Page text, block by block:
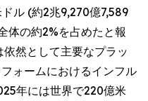
ル (約2兆9,270億7,589
体の約2%を占めたと報
然として主要なプラッ
ォームにおけるインフル
年には世界で220億米